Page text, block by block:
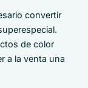
convertir
de color
a la venta una